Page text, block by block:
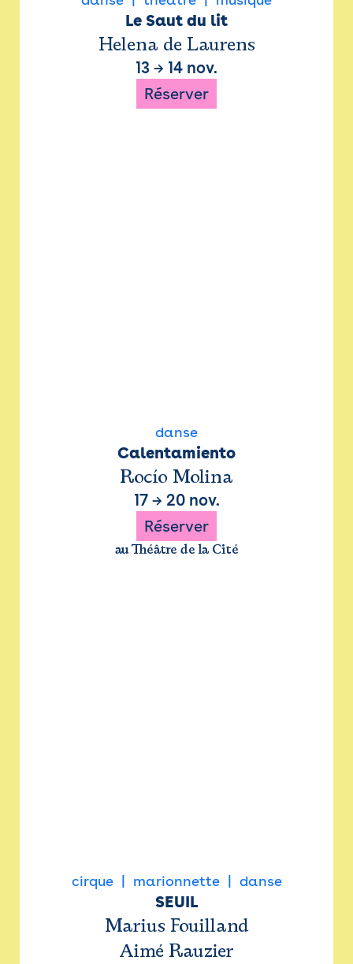
Le Saut du lit
Helena de Laurens
13 → 14 nov.
Réserver
danse
Calentamiento
Rocío Molina
17→ 20 nov.
Réserver
au Théâtre de la Cité
cirque marionnette danse
SEUIL
Marius Fouilland
Aimé Rauzier